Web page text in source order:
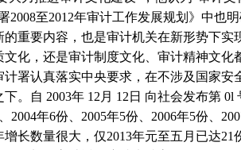
2008至2012年审计工作发展规划》中也
重要内容，也是审计机关在新形势下
化，还是审计制度文化、审计精神文化
计署认真落实中央要求，在不涉及国家
下。自 2003年 12 月 12 日 向社会发布第 0l
2004年6份、 2005年5份、 2006年5份、
长数量很大，仅2013年元至五月已达21